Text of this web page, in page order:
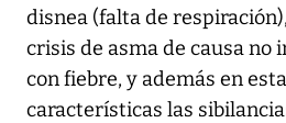
disnea (falta de
crisis de asma de causa no
con fiebre, y además en
características las